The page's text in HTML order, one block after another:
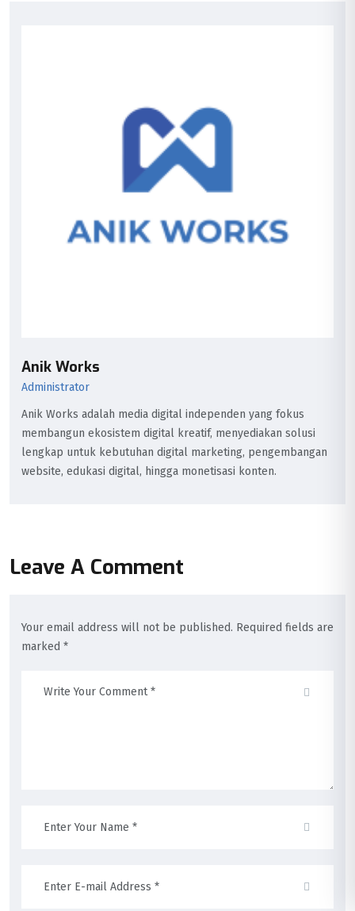
Anik Works
Administrator
Anik Works adalah media digital independen yang fokus
membangun ekosistem digital kreatif, menyediakan solusi
lengkap untuk kebutuhan digital marketing, pengembangan
website, edukasi digital, hingga monetisasi konten.
Leave A Comment
Your email address will not be published. Required fields are
marked *